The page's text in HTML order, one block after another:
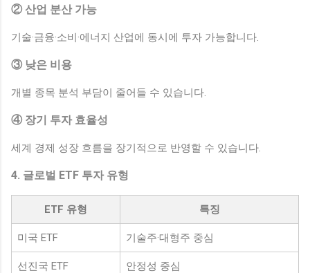
② 산업 분산 가능
기술·금융·소비·에너지 산업에 동시에 투자 가능합니다.
③ 낮은 비용
개별 종목 분석 부담이 줄어들 수 있습니다.
④ 장기 투자 효율성
세계 경제 성장 흐름을 장기적으로 반영할 수 있습니다.
4. 글로벌 ETF 투자 유형
ETF 유형 특징
미국 ETF 기술주·대형주 중심
선진국 ETF 안정성 중심